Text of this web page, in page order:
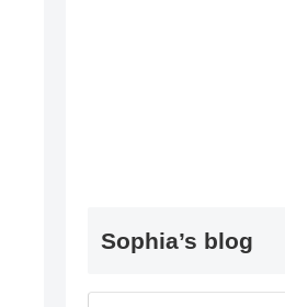
Sophia’s blog